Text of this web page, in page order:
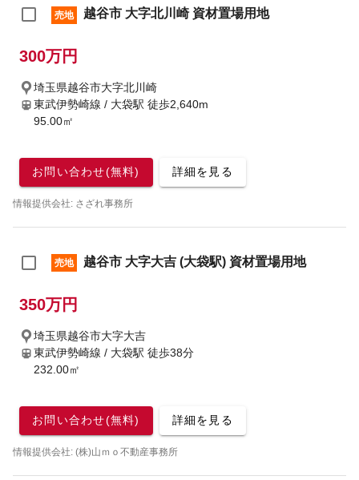
売地 越谷市 大字北川崎 資材置場用地
300万円
埼玉県越谷市大字北川崎
東武伊勢崎線 / 大袋駅 徒歩2,640m
95.00㎡
お問い合わせ(無料) 詳細を見る
情報提供会社: さざれ事務所
売地 越谷市 大字大吉 (大袋駅) 資材置場用地
350万円
埼玉県越谷市大字大吉
東武伊勢崎線 / 大袋駅 徒歩38分
232.00㎡
お問い合わせ(無料) 詳細を見る
情報提供会社: (株)山ｍｏ不動産事務所